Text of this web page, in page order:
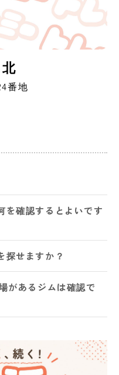
番地
を確認するとよいです
探せますか？
があるジムは確認で